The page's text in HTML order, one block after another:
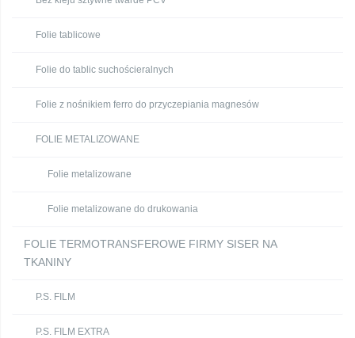
Folie tablicowe
Folie do tablic suchościeralnych
Folie z nośnikiem ferro do przyczepiania magnesów
FOLIE METALIZOWANE
Folie metalizowane
Folie metalizowane do drukowania
FOLIE TERMOTRANSFEROWE FIRMY SISER NA
TKANINY
P.S. FILM
P.S. FILM EXTRA